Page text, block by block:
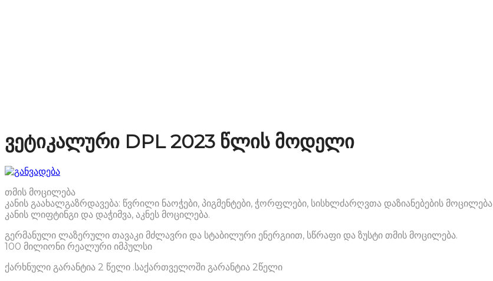
ვეტიკალური DPL 2023 წლის მოდელი
თმის მოცილება
კანის გაახალგაზრდავება: წვრილი ნაოჭები, პიგმენტები, ჭორფლები, სისხლძარღვთა დაზიანებების მოცილება
კანის ლიფტინგი და დაჭიმვა, აკნეს მოცილება.
გერმანული ლაზერული თავაკი მძლავრი და სტაბილური ენერგიით, სწრაფი და ზუსტი თმის მოცილება.
100 მილიონი რეალური იმპულსი
ქარხნული გარანტია 2 წელი .საქართველოში გარანტია 2წელი